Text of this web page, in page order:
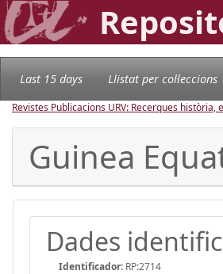
Last 15 days Llistat per col·leccions
Revistes Publicacions URV: Recerques història,
Guinea
Dades
Identificador: RP:2714